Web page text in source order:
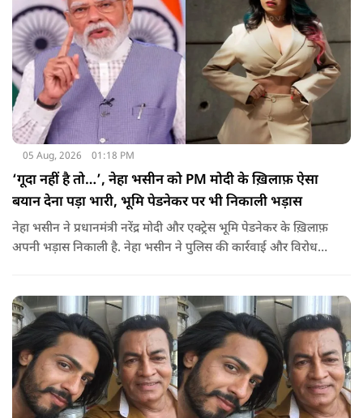
05 Aug, 2026 01:18 PM
‘गूदा नहीं है तो…’, नेहा भसीन को PM मोदी के ख़िलाफ़ ऐसा
बयान देना पड़ा भारी, भूमि पेडनेकर पर भी निकाली भड़ास
नेहा भसीन ने प्रधानमंत्री नरेंद्र मोदी और एक्ट्रेस भूमि पेडनेकर के ख़िलाफ़
अपनी भड़ास निकाली है. नेहा भसीन ने पुलिस की कार्रवाई और विरोध